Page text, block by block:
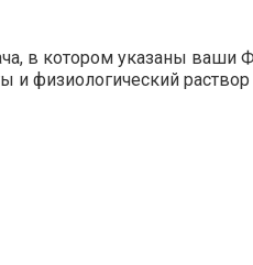
в котором указаны ваши
и физиологический раствор